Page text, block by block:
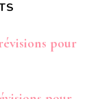
pour